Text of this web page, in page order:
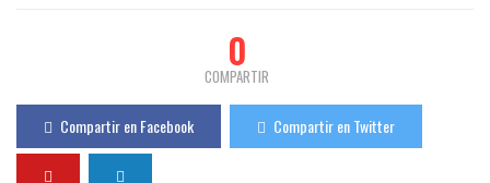
0
COMPARTIR
Compartir en Facebook Compartir en Twitter